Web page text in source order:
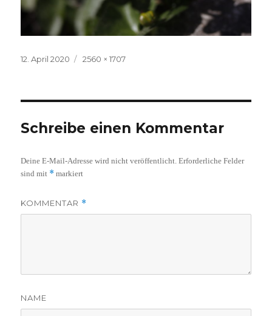
Veröffentlicht
12. April 2020
Volle
2560 × 1707
Schreibe einen Kommentar
Deine E-Mail-Adresse wird nicht veröffentlicht. Erforderliche Felder
sind mit * markiert
KOMMENTAR *
NAME